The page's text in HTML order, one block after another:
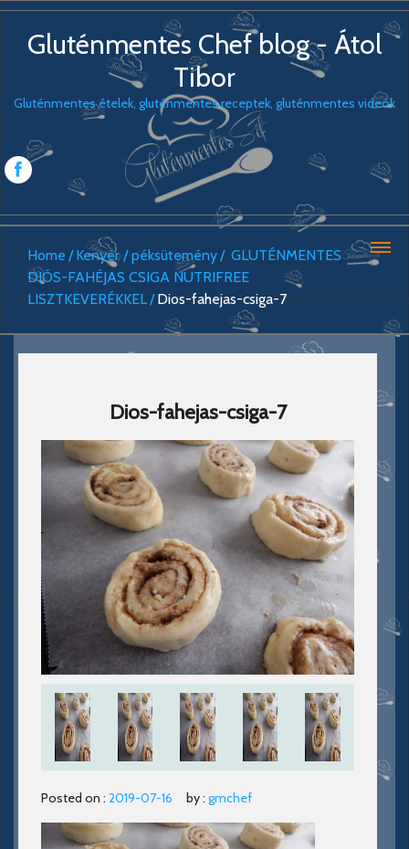
Gluténmentes Chef blog - Átol
Tibor
Gluténmentes ételek, gluténmentes receptek, gluténmentes videók
Home Kenyér / péksütemény
GLUTÉNMENTES
DIÓS-FAHÉJAS CSIGA NUTRIFREE
LISZTKEVERÉKKEL Dios-fahejas-csiga-7
Dios-fahejas-csiga-7
Posted on : 2019-07-16 by : gmchef